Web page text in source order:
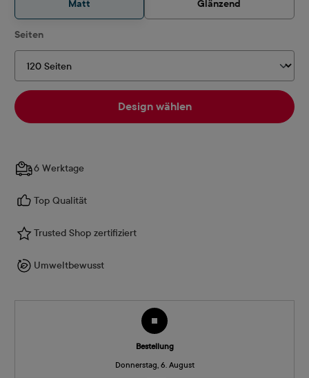
Matt Glänzend
Seitenauswählen
Design wählen
6 Werktage
Top Qualität
Trusted Shop zertifiziert
Umweltbewusst
Bestellung
Donnerstag, 6. August